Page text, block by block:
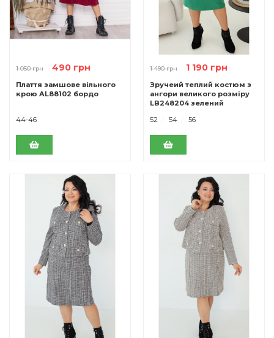
1 050 грн 490 грн
Плаття замшове вільного
крою AL88102 бордо
44-46
1 490 грн 1 190 грн
Зручеий теплий костюм з
ангори великого розміру
LB248204 зелений
52
54 56